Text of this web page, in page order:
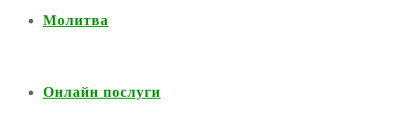
Молитва
Онлайн послуги